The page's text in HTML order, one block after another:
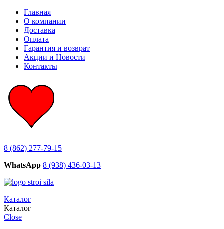
Главная
О компании
Доставка
Оплата
Гарантия и возврат
Акции и Новости
Контакты
8 (862) 277-79-15
WhatsApp 8 (938) 436-03-13
Каталог
Каталог
Close